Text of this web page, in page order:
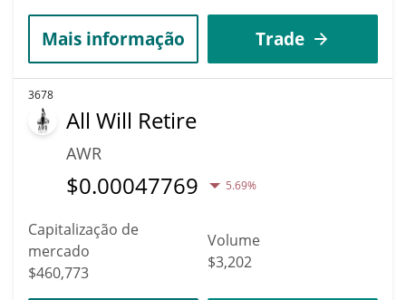
Mais informação Trade
3678
All Will Retire
AWR
$0.00047769 5.69%
Capitalização de
mercado
$460,773
Volume
$3,202